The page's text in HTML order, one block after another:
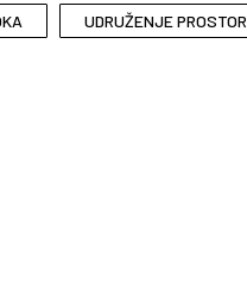
UDRUŽENJE PROSTOR